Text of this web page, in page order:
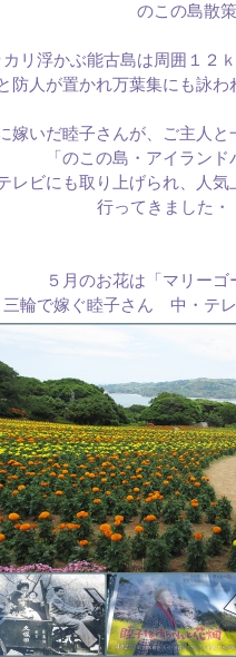
のこの島散策
リ浮かぶ能古島は周囲１２
防人が置かれ万葉集にも詠
嫁いだ睦子さんが、ご主人
「のこの島・アイラン
レビにも取り上げられ、人気
行ってきました・
５月のお花は「マリーゴ
三輪で嫁ぐ睦子さん 中・テ